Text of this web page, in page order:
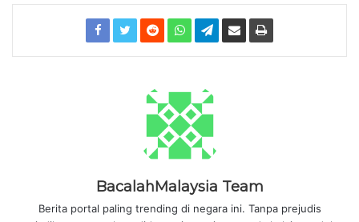
BacalahMalaysia Team
Berita portal paling trending di negara ini. Tanpa prejudis